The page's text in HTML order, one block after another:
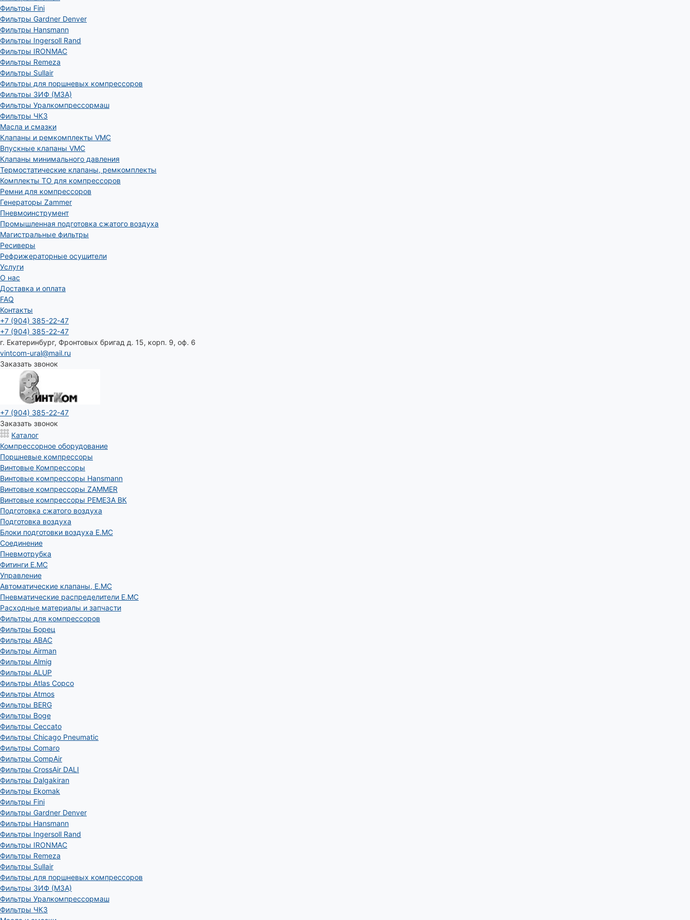
Фильтры Fini
Фильтры Gardner Denver
Фильтры Hansmann
Фильтры Ingersoll Rand
Фильтры IRONMAC
Фильтры Remeza
Фильтры Sullair
Фильтры для поршневых компрессоров
Фильтры ЗИФ (МЗА)
Фильтры Уралкомпрессормаш
Фильтры ЧКЗ
Масла и смазки
Клапаны и ремкомплекты VMC
Впускные клапаны VMC
Клапаны минимального давления
Термостатические клапаны, ремкомплекты
Комплекты ТО для компрессоров
Ремни для компрессоров
Генераторы Zammer
Пневмоинструмент
Промышленная подготовка сжатого воздуха
Магистральные фильтры
Ресиверы
Рефрижераторные осушители
Услуги
О нас
Доставка и оплата
FAQ
Контакты
+7 (904) 385-22-47
+7 (904) 385-22-47
г. Екатеринбург, Фронтовых бригад д. 15, корп. 9, оф. 6
vintcom-ural@mail.ru
Заказать звонок
+7 (904) 385-22-47
Заказать звонок
Каталог
Компрессорное оборудование
Поршневые компрессоры
Винтовые Компрессоры
Винтовые компрессоры Hansmann
Винтовые компрессоры ZAMMER
Винтовые компрессоры РЕМЕЗА ВК
Подготовка сжатого воздуха
Подготовка воздуха
Блоки подготовки воздуха E.MC
Соединение
Пневмотрубка
Фитинги E.MC
Управление
Автоматические клапаны, Е.МС
Пневматические распределители E.MC
Расходные материалы и запчасти
Фильтры для компрессоров
Фильтры Борец
Фильтры ABAC
Фильтры Airman
Фильтры Almig
Фильтры ALUP
Фильтры Atlas Copco
Фильтры Atmos
Фильтры BERG
Фильтры Boge
Фильтры Ceccato
Фильтры Chicago Pneumatic
Фильтры Comaro
Фильтры CompAir
Фильтры CrossAir DALI
Фильтры Dalgakiran
Фильтры Ekomak
Фильтры Fini
Фильтры Gardner Denver
Фильтры Hansmann
Фильтры Ingersoll Rand
Фильтры IRONMAC
Фильтры Remeza
Фильтры Sullair
Фильтры для поршневых компрессоров
Фильтры ЗИФ (МЗА)
Фильтры Уралкомпрессормаш
Фильтры ЧКЗ